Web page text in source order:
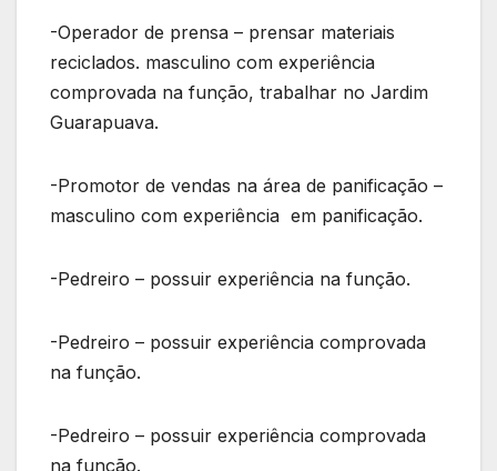
-Operador de prensa – prensar materiais
reciclados. masculino com experiência
comprovada na função, trabalhar no Jardim
Guarapuava.
-Promotor de vendas na área de panificação –
masculino com experiência em panificação.
-Pedreiro – possuir experiência na função.
-Pedreiro – possuir experiência comprovada
na função.
-Pedreiro – possuir experiência comprovada
na função.